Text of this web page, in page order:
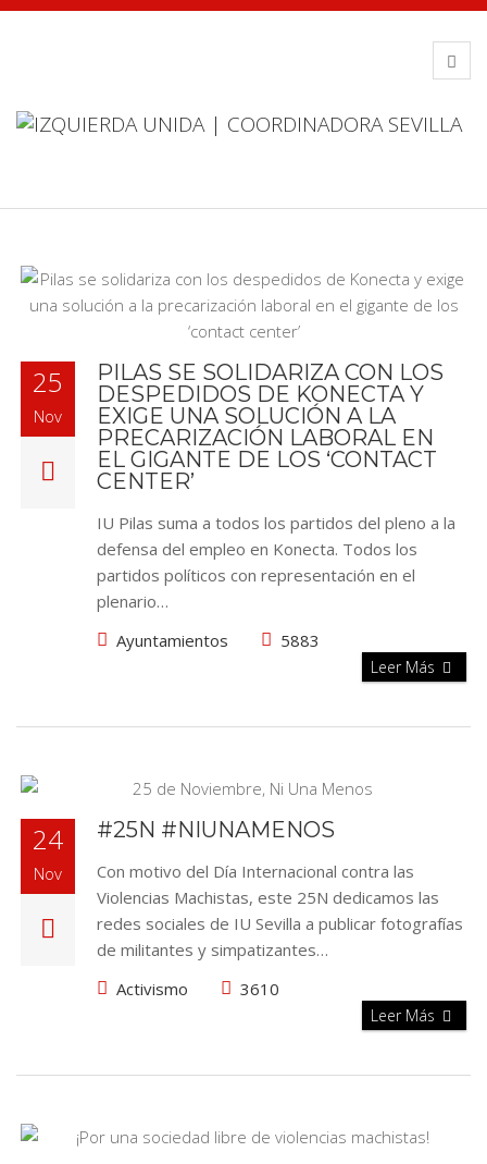
25
Nov
PILAS SE SOLIDARIZA CON LOS
DESPEDIDOS DE KONECTA Y
EXIGE UNA SOLUCIÓN A LA
PRECARIZACIÓN LABORAL EN
EL GIGANTE DE LOS ‘CONTACT
CENTER’
IU Pilas suma a todos los partidos del pleno a la
defensa del empleo en Konecta. Todos los
partidos políticos con representación en el
plenario…
Ayuntamientos
5883
Leer Más
24
Nov
#25N #NIUNAMENOS
Con motivo del Día Internacional contra las
Violencias Machistas, este 25N dedicamos las
redes sociales de IU Sevilla a publicar fotografías
de militantes y simpatizantes…
Activismo
3610
Leer Más